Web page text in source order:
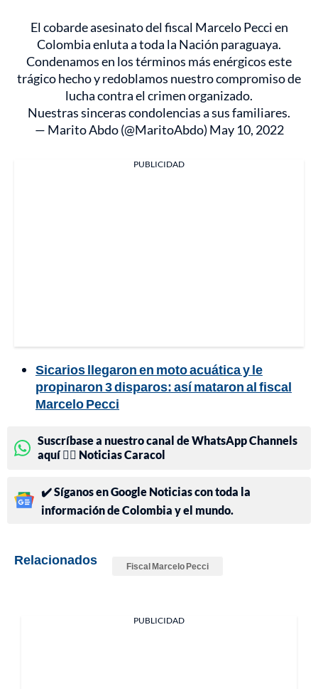
El cobarde asesinato del fiscal Marcelo Pecci en
Colombia enluta a toda la Nación paraguaya.
Condenamos en los términos más enérgicos este
trágico hecho y redoblamos nuestro compromiso de
lucha contra el crimen organizado.
Nuestras sinceras condolencias a sus familiares.
— Marito Abdo (@MaritoAbdo) May 10, 2022
PUBLICIDAD
Sicarios llegaron en moto acuática y le
propinaron 3 disparos: así mataron al fiscal
Marcelo Pecci
Suscríbase a nuestro canal de WhatsApp Channels
aquí 👉🏻 Noticias Caracol
✔️ Síganos en Google Noticias con toda la
información de Colombia y el mundo.
Relacionados Fiscal Marcelo Pecci
PUBLICIDAD